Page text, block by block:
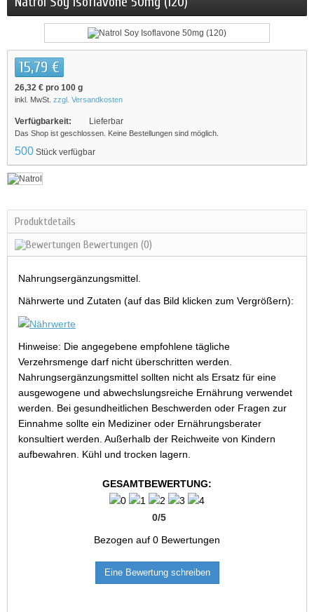
15,79 €
26,32 € pro 100 g
inkl. MwSt. zzgl. Versandkosten
Verfügbarkeit: Lieferbar
Das Shop ist geschlossen. Keine Bestellungen sind möglich.
500 Stück verfügbar
Produktdetails
Bewertungen (0)
Nahrungsergänzungsmittel.
Nährwerte und Zutaten (auf das Bild klicken zum Vergrößern):
Hinweise: Die angegebene empfohlene tägliche
Verzehrsmenge darf nicht überschritten werden.
Nahrungsergänzungsmittel sollten nicht als Ersatz für eine
ausgewogene und abwechslungsreiche Ernährung verwendet
werden. Bei gesundheitlichen Beschwerden oder Fragen zur
Einnahme sollte ein Mediziner oder Ernährungsberater
konsultiert werden. Außerhalb der Reichweite von Kindern
aufbewahren. Kühl und trocken lagern.
GESAMTBEWERTUNG:
0/5
Bezogen auf 0 Bewertungen
Eine Bewertung schreiben